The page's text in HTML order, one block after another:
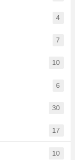
4
7
10
6
30
17
10